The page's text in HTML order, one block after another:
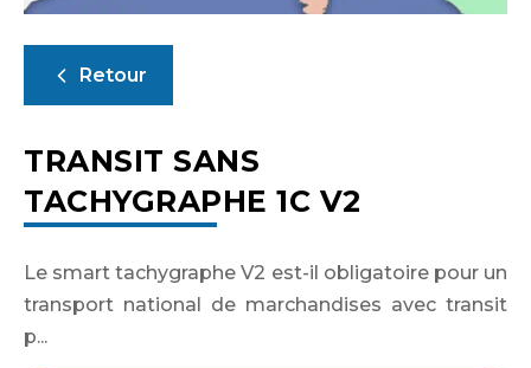
Retour
TRANSIT SANS
TACHYGRAPHE 1C V2
Le smart tachygraphe V2 est-il obligatoire pour un
transport national de marchandises avec transit
p...